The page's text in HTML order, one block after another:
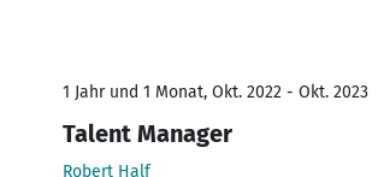
1 Jahr und 1 Monat, Okt. 2022 - Okt. 2023
Talent Manager
Robert Half